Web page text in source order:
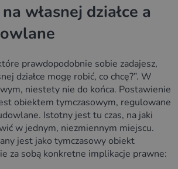
własnej działce a
prawdopodobnie sobie zadajesz,
działce mogę robić, co chcę?”. W
niestety nie do końca. Postawienie
obiektem tymczasowym, regulowane
Istotny jest tu czas, na jaki
w jednym, niezmiennym miejscu.
jest jako tymczasowy obiekt
za sobą konkretne implikacje prawne: